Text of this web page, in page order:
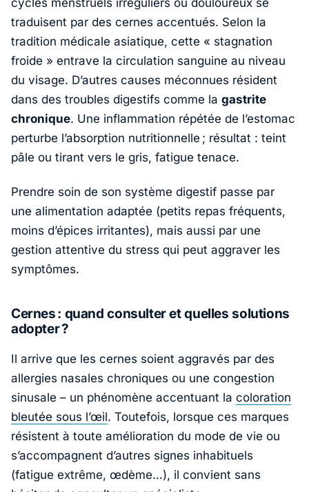
traduisent par des cernes accentués. Selon la
tradition médicale asiatique, cette « stagnation
froide » entrave la circulation sanguine au niveau
du visage. D’autres causes méconnues résident
dans des troubles digestifs comme la gastrite
chronique. Une inflammation répétée de l’estomac
perturbe l’absorption nutritionnelle ; résultat : teint
pâle ou tirant vers le gris, fatigue tenace.
Prendre soin de son système digestif passe par
une alimentation adaptée (petits repas fréquents,
moins d’épices irritantes), mais aussi par une
gestion attentive du stress qui peut aggraver les
symptômes.
Cernes : quand consulter et quelles solutions
adopter ?
Il arrive que les cernes soient aggravés par des
allergies nasales chroniques ou une congestion
sinusale – un phénomène accentuant la coloration
bleutée sous l’œil. Toutefois, lorsque ces marques
résistent à toute amélioration du mode de vie ou
s’accompagnent d’autres signes inhabituels
(fatigue extrême, œdème…), il convient sans